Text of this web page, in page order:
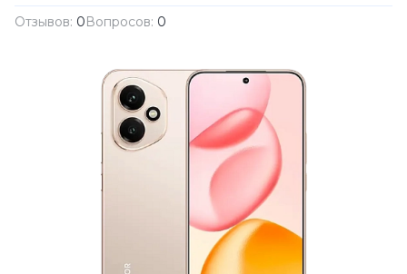
Отзывов: 0Вопросов: 0